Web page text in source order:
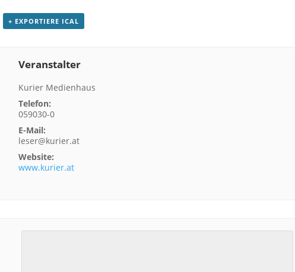
+ EXPORTIERE ICAL
Veranstalter
Kurier Medienhaus
Telefon:
059030-0
E-Mail:
leser@kurier.at
Website:
www.kurier.at